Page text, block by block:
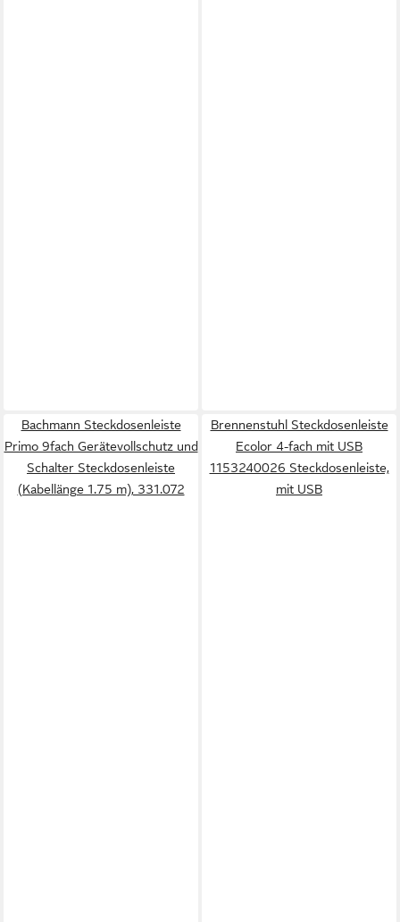
Bachmann Steckdosenleiste
Primo 9fach Gerätevollschutz und
Schalter Steckdosenleiste
(Kabellänge 1.75 m), 331.072
Brennenstuhl Steckdosenleiste
Ecolor 4-fach mit USB
1153240026 Steckdosenleiste,
mit USB